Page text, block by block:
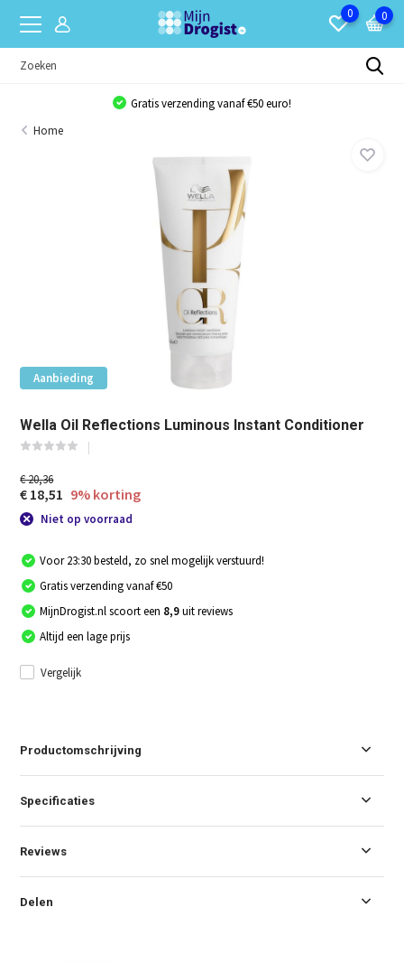
0 0
Gratis verzending vanaf €50 euro!
Home
Aanbieding
Wella Oil Reflections Luminous Instant Conditioner
€ 20,36
€ 18,51 9% korting
Niet op voorraad
Voor 23:30 besteld, zo snel mogelijk verstuurd!
Gratis verzending vanaf €50
MijnDrogist.nl scoort een 8,9uit reviews
Altijd een lage prijs
Vergelijk
Productomschrijving
Specificaties
Reviews
Delen